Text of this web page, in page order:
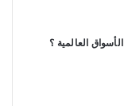
العالمية ؟